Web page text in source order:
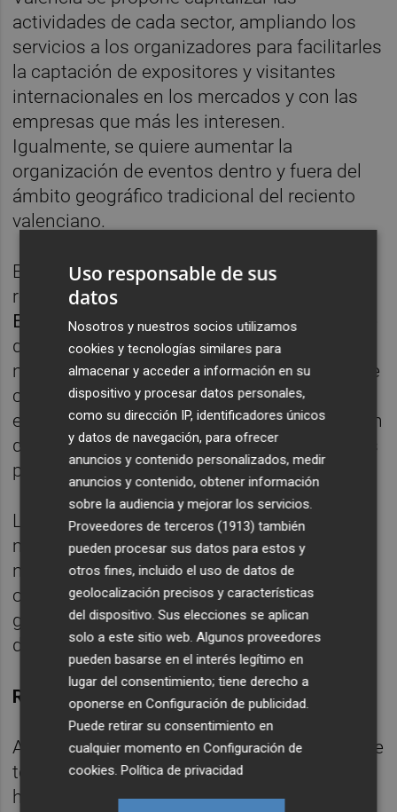
actividades de cada sector, ampliando los
servicios a los organizadores para facilitarles
la captación de expositores y visitantes
internacionales en los mercados y con las
empresas que más les interesen.
Igualmente, se quiere aumentar la
organización de eventos dentro y fuera del
ámbito geográfico tradicional del reciento
valenciano.
El modelo que se plantea para la
remodelación del negocio ferial es el de
Eurobrico, un certamen dedicado al bricolaje
de jardinería "de pasillos vacíos, pero mucho
negocio". La clave está en la concertación de
contactos concretos entre compradores y
expositores bajo cita previa, la segmentación
de las áreas de negocio y la captación de los
principales distribuidores del mercado.
La idea es abandonar el papel de feria
muestrario de productos abierta a un gran
número de visitantes y definir mucho más el
objetivo tanto con expositores relevantes,
grandes compradores y prescriptores. Feria
de "negocio puro".
REVOLUCIÓN SOTO
Aunque el desarrollo de estas estrategias fue
tomado por algunos comités organizadores
hace años, la generalización de estas
Uso responsable de sus
datos
Nosotros y nuestros socios utilizamos
cookies y tecnologías similares para
almacenar y acceder a información en su
dispositivo y procesar datos personales,
como su dirección IP, identificadores únicos
y datos de navegación, para ofrecer
anuncios y contenido personalizados, medir
anuncios y contenido, obtener información
sobre la audiencia y mejorar los servicios.
Proveedores de terceros (1913) también
pueden procesar sus datos para estos y
otros fines, incluido el uso de datos de
geolocalización precisos y características
del dispositivo. Sus elecciones se aplican
solo a este sitio web. Algunos proveedores
pueden basarse en el interés legítimo en
lugar del consentimiento; tiene derecho a
oponerse enConfiguración de publicidad.
Puede retirar su consentimiento en
cualquier momento enConfiguración de
cookies.Política de privacidad